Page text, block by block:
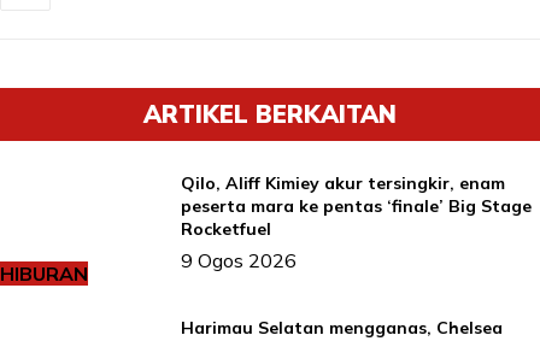
ARTIKEL BERKAITAN
HIBURAN
Qilo, Aliff Kimiey akur tersingkir, enam
peserta mara ke pentas ‘finale’ Big Stage
Rocketfuel
9 Ogos 2026
Harimau Selatan mengganas, Chelsea